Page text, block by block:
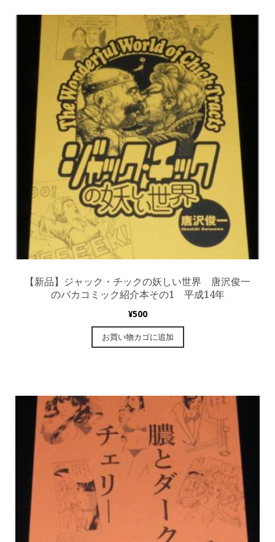
【新品】ジャック・チックの妖しい世界 唐沢俊一
のバカコミック紹介本その1 平成14年
¥500
お買い物カゴに追加